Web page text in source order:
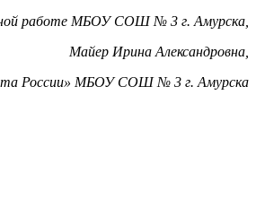
работе МБОУ СОШ № 3 г. Амурска,
Майер Ирина Александровна,
России» МБОУ СОШ № 3 г. Амурска